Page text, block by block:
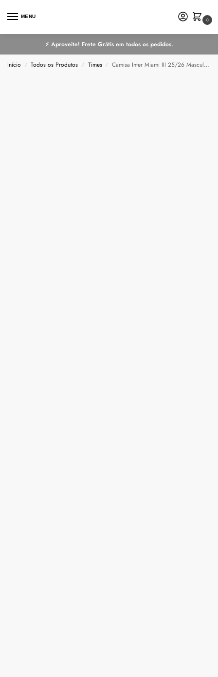
MENU
0
⚡ Aproveite! Frete Grátis em todos os pedidos.
Início / Todos os Produtos / Times / Camisa Inter Miami III 25/26 Masculino Torcedor